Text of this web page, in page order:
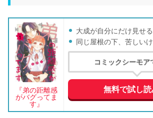
『弟の距離感
がバグってま
す』
大成が自分にだけ見せ
同じ屋根の下、苦しい
コミックシーモア
無料で試し